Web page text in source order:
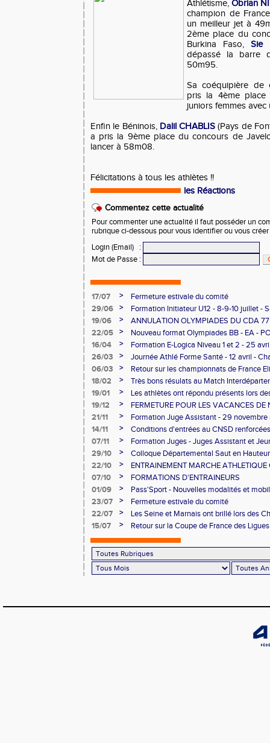
Athlétisme,Obrian
champion de
un meilleur jet à
2ème place du
Burkina Faso,Sie
dépassé la barre
50m95.
Sa coéquipière
pris la 4ème
juniors femmes avec
Enfin le Béninois, Dalil CHABLIS (Pays de
a pris la 9ème place du concours de
lancer à 58m08.
Félicitations à tous les athlètes !!
les Réactions
Commentez cette actualité
Pour commenter une actualité il faut posséder un
rubrique ci-dessous pour vous identifier ou vous
Login (Email)
:
Mot de Passe :
17/07 >
Fermeture estivale du comité
29/06
>
Formation Initiateur U12 - 8-9-10 juillet -
19/06
>
ANNULATION OLYMPIADES DU CDA 77
22/05
>
Nouveau format Olympiades BB - EA -
16/04
>
Formation E-Logica Niveau 1 et 2 - 25
26/03
>
Journée Athlé Forme Santé - 12 avril -
06/03
>
Retour sur les championnats de France
18/02
>
Très bons résulats au Match
Demi-finales Championnats de France
19/01 >
Les athlètes ont répondu présents lors
19/12
>
FERMETURE POUR LES VACANCES DE
21/11
>
Formation Juge Assistant - 29
14/11
>
Conditions d'entrées au CNSD renforcées
07/11
>
Formation Juges - Juges Assistant et
29/10
>
Colloque Départemental Saut en Hauteur
22/10
>
ENTRAINEMENT MARCHE
NOVEMBRE AU CNSD
07/10 >
FORMATIONS D'ENTRAINEURS
01/09
>
Pass'Sport - Nouvelles modalités et
23/07
>
Fermeture estivale du comité
22/07
>
Les Seine et Marnais ont brillé lors des
Avenir
15/07 > Retour sur la Coupe de France des